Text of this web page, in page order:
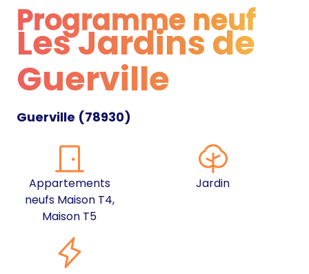
Programme neuf
Programme neuf
Les Jardins de
Guerville
Guerville (78930)
Appartements
neufs Maison T4,
Maison T5
Jardin